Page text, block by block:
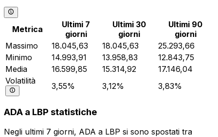
Metrica
Ultimi 7
giorni
Ultimi 30
giorni
Ultimi 90
giorni
Massimo
18.045,63 18.045,63
25.293,66
Minimo
14.993,91 13.958,83
12.843,75
Media
16.599,85 15.314,92
17.146,04
Volatilità
3,55% 3,12% 3,83%
ADA a LBP statistiche
Negli ultimi 7 giorni, ADA a LBP si sono spostati tra